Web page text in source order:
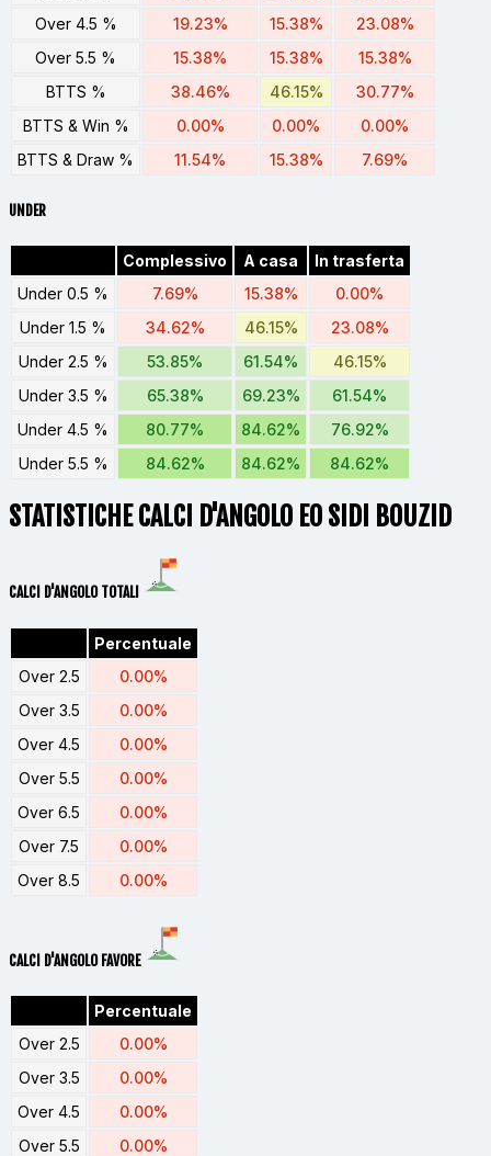
Over 4.5 %
19.23% 15.38%
23.08%
Over 5.5 %
15.38% 15.38%
15.38%
BTTS %
38.46% 46.15%
30.77%
BTTS & Win %
0.00% 0.00%
0.00%
BTTS & Draw %
11.54% 15.38% 7.69%
UNDER
Complessivo A casa
In trasferta
Under 0.5 %
7.69% 15.38%
0.00%
Under 1.5 %
34.62% 46.15%
23.08%
Under 2.5 %
53.85% 61.54%
46.15%
Under 3.5 %
65.38% 69.23%
61.54%
Under 4.5 %
80.77% 84.62%
76.92%
Under 5.5 %
84.62% 84.62% 84.62%
STATISTICHE CALCI D'ANGOLO EO SIDI BOUZID
CALCI D'ANGOLO TOTALI
Percentuale
Over 2.5
0.00%
Over 3.5
0.00%
Over 4.5
0.00%
Over 5.5
0.00%
Over 6.5
0.00%
Over 7.5
0.00%
Over 8.5
0.00%
CALCI D'ANGOLO FAVORE
Percentuale
Over 2.5
0.00%
Over 3.5
0.00%
Over 4.5
0.00%
Over 5.5
0.00%